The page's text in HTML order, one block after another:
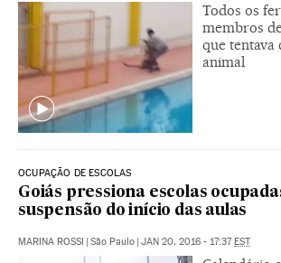
Todos os
membros
que tentava
animal
OCUPAÇÃO DE ESCOLAS
Goiás pressiona escolas
suspensão do início das aulas
MARINA ROSSI | São Paulo | JAN 20, 2016 - 17:37EST